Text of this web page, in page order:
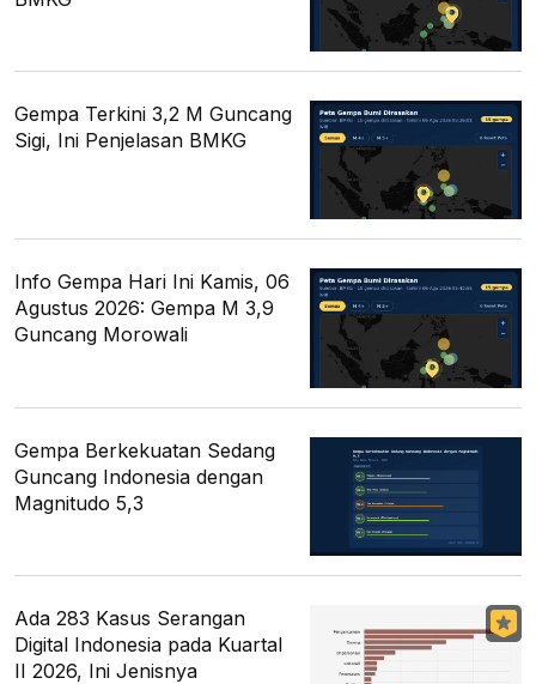
Gempa Terkini 3,2 M Guncang
Sigi, Ini Penjelasan BMKG
Info Gempa Hari Ini Kamis, 06
Agustus 2026: Gempa M 3,9
Guncang Morowali
Gempa Berkekuatan Sedang
Guncang Indonesia dengan
Magnitudo 5,3
Ada 283 Kasus Serangan
Digital Indonesia pada Kuartal
II 2026, Ini Jenisnya